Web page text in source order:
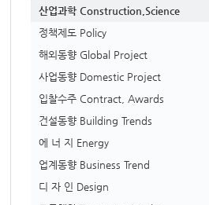
산업과학 Construction,Science
정책제도 Policy
해외동향 Global Project
사업동향 Domestic Project
입찰수주 Contract, Awards
건설동향 Building Trends
에 너 지 Energy
업계동향 Business Trend
디 자 인 Design